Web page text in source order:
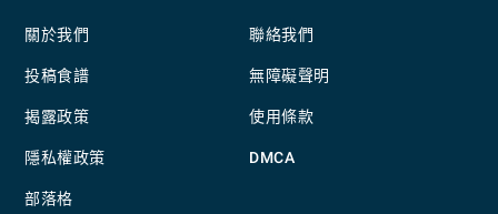
關於我們
投稿食譜
揭露政策
隱私權政策
部落格
聯絡我們
無障礙聲明
使用條款
DMCA